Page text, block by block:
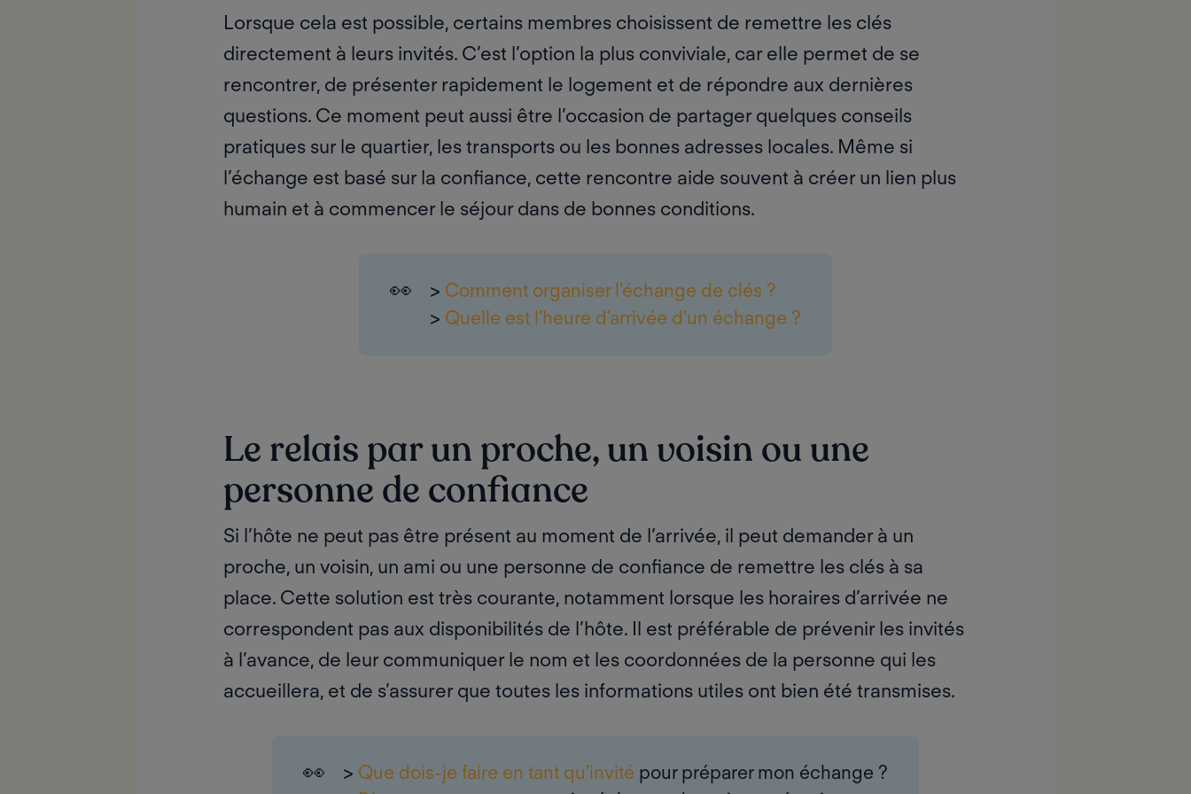
Lorsque cela est possible, certains membres choisissent de remettre les clés
directement à leurs invités. C’est l’option la plus conviviale, car elle permet de se
rencontrer, de présenter rapidement le logement et de répondre aux dernières
questions. Ce moment peut aussi être l’occasion de partager quelques conseils
pratiques sur le quartier, les transports ou les bonnes adresses locales. Même si
l’échange est basé sur la confiance, cette rencontre aide souvent à créer un lien plus
humain et à commencer le séjour dans de bonnes conditions.
👀 > Comment organiser l'échange de clés ?
> Quelle est l'heure d'arrivée d'un échange ?
Le relais par un proche, un voisin ou une
personne de confiance
Si l’hôte ne peut pas être présent au moment de l’arrivée, il peut demander à un
proche, un voisin, un ami ou une personne de confiance de remettre les clés à sa
place. Cette solution est très courante, notamment lorsque les horaires d’arrivée ne
correspondent pas aux disponibilités de l’hôte. Il est préférable de prévenir les invités
à l’avance, de leur communiquer le nom et les coordonnées de la personne qui les
accueillera, et de s’assurer que toutes les informations utiles ont bien été transmises.
👀 > Que dois-je faire en tant qu'invité pour préparer mon échange ?